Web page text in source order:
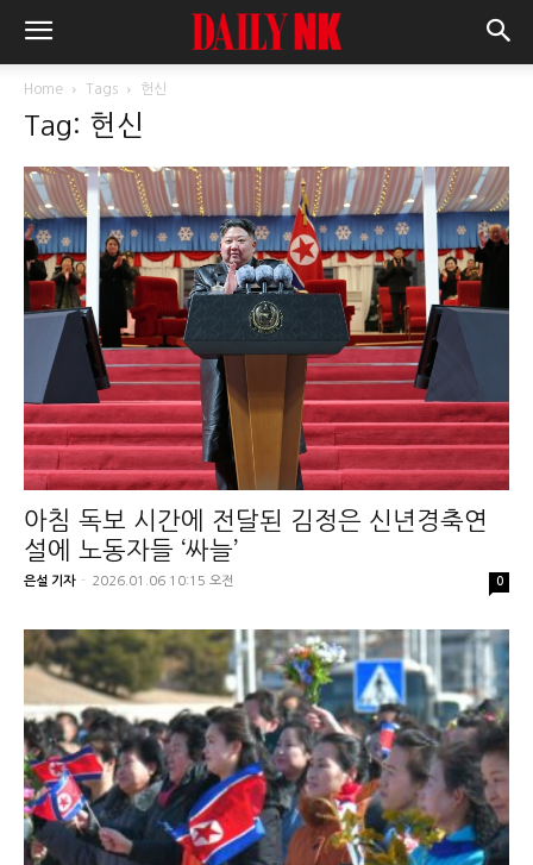
Home Tags 헌신
Tag: 헌신
아침 독보 시간에 전달된 김정은 신년경축연
설에 노동자들 ‘싸늘’
은설 기자 - 2026.01.06 10:15 오전 0